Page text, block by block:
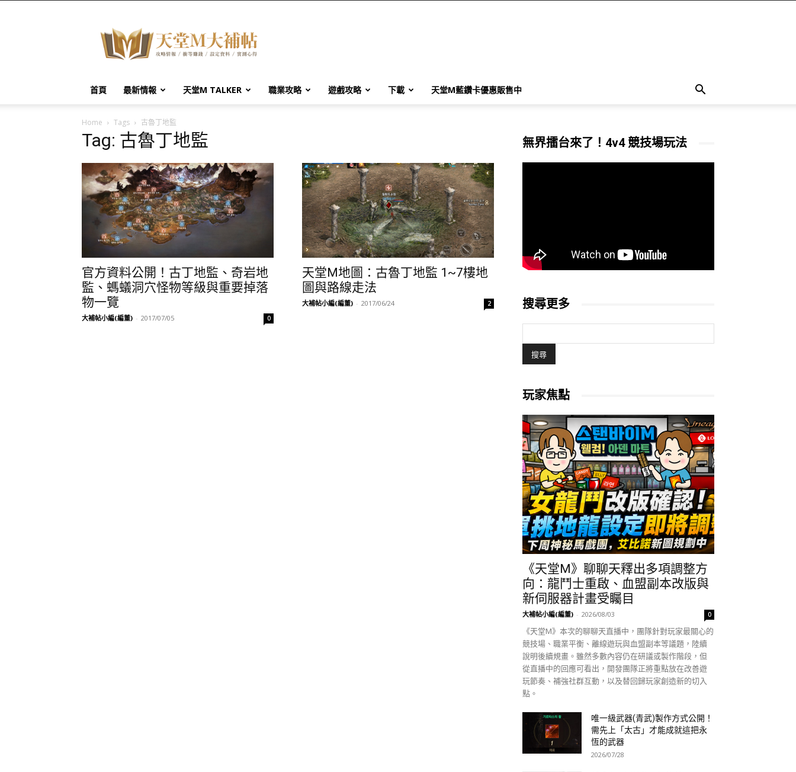
堂
M
大
帖
首頁 最新情報 天堂M TALKER 職業攻略 遊戲攻略 下載 天堂M藍鑽卡優惠販售中
Home Tags 古魯丁地監
Tag: 古魯丁地監
官方資料公開！古丁地監、奇岩地
監、螞蟻洞穴怪物等級與重要掉落
物一覽
大補帖小編(編董) - 2017/07/05 0
天堂M地圖：古魯丁地監 1~7樓地
圖與路線走法
大補帖小編(編董) - 2017/06/24 2
無界擂台來了！4v4 競技場玩法
搜尋更多
玩家焦點
《天堂M》聊聊天釋出多項調整方
向：龍鬥士重啟、血盟副本改版與
新伺服器計畫受矚目
大補帖小編(編董) - 2026/08/03 0
《天堂M》本次的聊聊天直播中，團隊針對玩家最關心的
競技場、職業平衡、離線遊玩與血盟副本等議題，陸續
說明後續規畫。雖然多數內容仍在研議或製作階段，但
從直播中的回應可看出，開發團隊正將重點放在改善遊
玩節奏、補強社群互動，以及替回歸玩家創造新的切入
點。
唯一級武器(青武)製作方式公開！
需先上「太古」才能成就這把永
恆的武器
2026/07/28